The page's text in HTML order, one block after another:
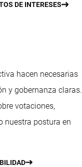
DE INTERESES
hacen necesarias
y gobernanza claras.
votaciones,
nuestra postura en